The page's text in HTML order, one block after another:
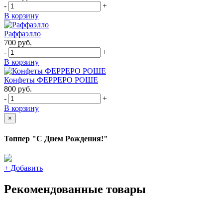
-
+
В корзину
Раффаэлло
700 руб.
-
+
В корзину
Конфеты ФЕРРЕРО РОШЕ
800 руб.
-
+
В корзину
×
Топпер "С Днем Рождения!"
+ Добавить
Рекомендованные товары